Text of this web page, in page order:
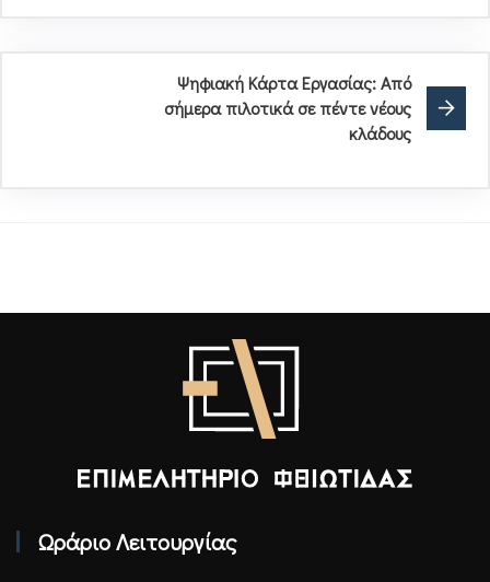
Ψηφιακή Κάρτα Εργασίας: Από
σήμερα πιλοτικά σε πέντε νέους
κλάδους
Ωράριο Λειτουργίας